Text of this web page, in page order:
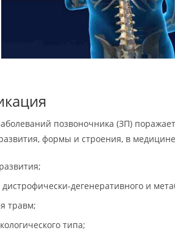
позвоночника (ЗП)
формы и строения, в
дегенеративного и
травм;
типа;